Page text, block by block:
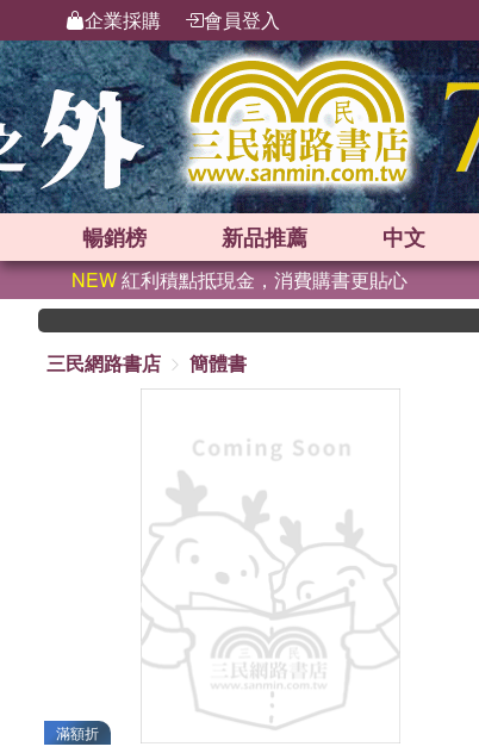
企業採購 會員登入
暢銷榜 新品推薦 中文
NEW紅利積點抵現金，消費購書更貼心
三民網路書店
簡體書
滿額折